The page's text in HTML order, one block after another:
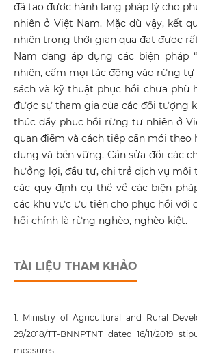
đã tạo được hành lang pháp lý cho
nhiên ở Việt Nam. Mặc dù vậy, kết
nhiên trong thời gian qua đạt được
Nam đang áp dụng các biện pháp
nhiên, cấm mọi tác động vào rừng tự
sách và kỹ thuật phục hồi chưa phù
được sự tham gia của các đối tượng
thúc đẩy phục hồi rừng tự nhiên ở
quan điểm và cách tiếp cần mới theo
dụng và bền vững. Cần sửa đổi các
hưởng lợi, đầu tư, chi trả dịch vụ
các quy định cụ thể về các biện
các khu vực ưu tiên cho phục hồi với
hồi chính là rừng nghèo, nghèo kiệt.
TÀI LIỆU THAM KHẢO
1. Ministry of Agricultural and Rural
29/2018/TT-BNNPTNT dated 16/11/2019
measures.